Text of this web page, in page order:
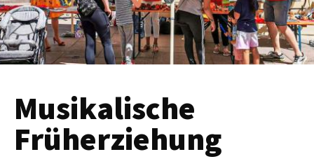
Musikalische
Früherziehung